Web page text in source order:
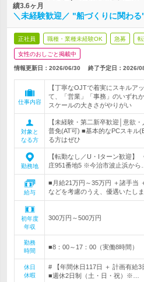
績3.6ヶ月
＼未経験歓迎／ "船づくりに関わる
正社員 職種・業種未経験OK 急募 転
女性のおしごと掲載中
情報更新日：2026/06/30 終了予定日： 2026/
仕事内容
【丁寧なOJTで着実にスキルア
て、「営業」「事務」のいずれ
スケールの大きさがやりがい
対象と
なる方
【未経験・第二新卒歓迎│意欲
普免(AT可) ■基本的なPCスキル
る方はぜひ
勤務地
【転勤なし／U・Iターン歓迎】
庄951番地5 ※今治市波止浜から…
給与
■月給21万円～35万円 ＋諸手当
などを考慮のうえ、優遇いたし
初年度
年収
300万円～500万円
勤務
時間
■8：00～17：00（実働8時間）
休日
休暇
# 【年間休日117日 ＋ 計画有給3
■週休2日制（土・日・祝）※…